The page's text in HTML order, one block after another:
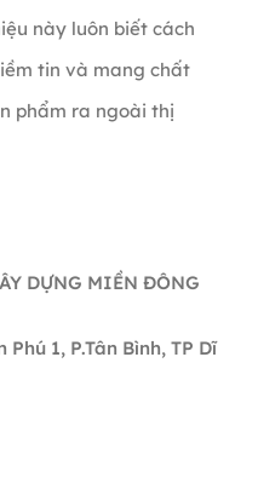
này luôn biết cách
tin và mang chất
phẩm ra ngoài thị
DỰNG MIỀN ĐÔNG
1, P.Tân Bình, TP Dĩ